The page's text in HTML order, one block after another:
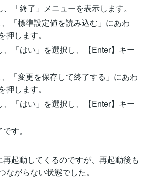
「終了」メニューを表示します。
「標準設定値を読み込む」にあわ
押します。
「はい」を選択し、【Enter】キー
「変更を保存して終了する」にあわ
押します。
「はい」を選択し、【Enter】キー
す。
起動してくるのですが、再起動後も
ながらない状態でした。